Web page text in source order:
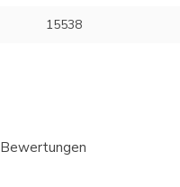
15538
Bewertungen